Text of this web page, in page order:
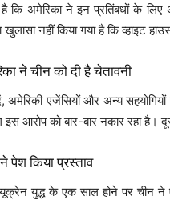
कि अमेरिका ने इन प्रतिंबधों के लिए
नहीं किया गया है कि व्हाइट
ने चीन को दी है चेतावनी
अमेरिकी एजेंसियों और अन्य
इस आरोप को बार-बार नकार रहा है।
पेश किया प्रस्ताव
युद्ध के एक साल होने पर चीन ने